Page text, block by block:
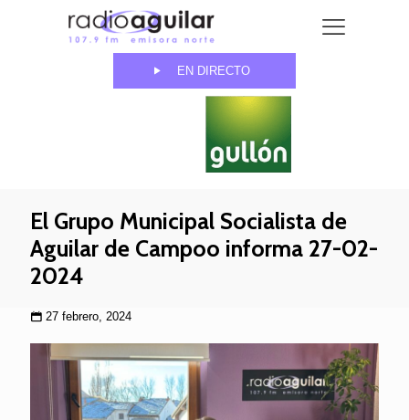
EN DIRECTO
El Grupo Municipal Socialista de
Aguilar de Campoo informa 27-02-
2024
27 febrero, 2024